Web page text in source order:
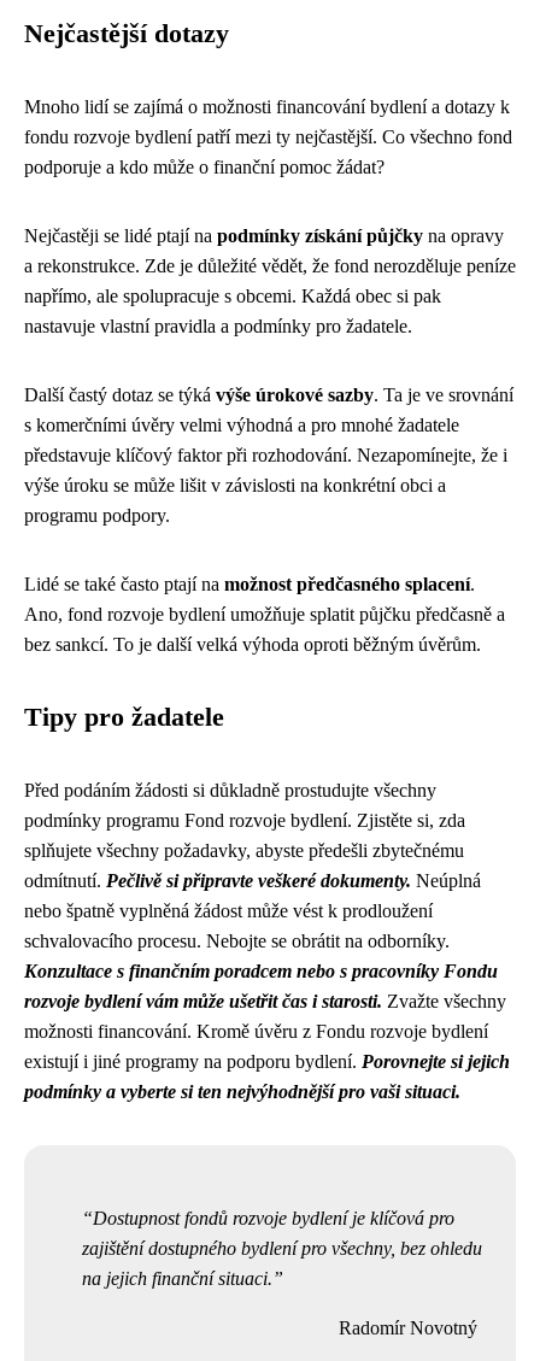
Nejčastější dotazy
Mnoho lidí se zajímá o možnosti financování bydlení a dotazy k
fondu rozvoje bydlení patří mezi ty nejčastější. Co všechno fond
podporuje a kdo může o finanční pomoc žádat?
Nejčastěji se lidé ptají na podmínky získání půjčky na opravy
a rekonstrukce. Zde je důležité vědět, že fond nerozděluje peníze
napřímo, ale spolupracuje s obcemi. Každá obec si pak
nastavuje vlastní pravidla a podmínky pro žadatele.
Další častý dotaz se týká výše úrokové sazby. Ta je ve srovnání
s komerčními úvěry velmi výhodná a pro mnohé žadatele
představuje klíčový faktor při rozhodování. Nezapomínejte, že i
výše úroku se může lišit v závislosti na konkrétní obci a
programu podpory.
Lidé se také často ptají na možnost předčasného splacení.
Ano, fond rozvoje bydlení umožňuje splatit půjčku předčasně a
bez sankcí. To je další velká výhoda oproti běžným úvěrům.
Tipy pro žadatele
Před podáním žádosti si důkladně prostudujte všechny
podmínky programu Fond rozvoje bydlení. Zjistěte si, zda
splňujete všechny požadavky, abyste předešli zbytečnému
odmítnutí. Pečlivě si připravte veškeré dokumenty. Neúplná
nebo špatně vyplněná žádost může vést k prodloužení
schvalovacího procesu. Nebojte se obrátit na odborníky.
Konzultace s finančním poradcem nebo s pracovníky Fondu
rozvoje bydlení vám může ušetřit čas i starosti. Zvažte všechny
možnosti financování. Kromě úvěru z Fondu rozvoje bydlení
existují i ​​jiné programy na podporu bydlení. Porovnejte si jejich
podmínky a vyberte si ten nejvýhodnější pro vaši situaci.
Dostupnost fondů rozvoje bydlení je klíčová pro
zajištění dostupného bydlení pro všechny, bez ohledu
na jejich finanční situaci.
Radomír Novotný